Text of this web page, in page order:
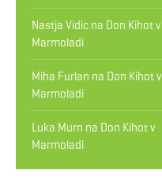
Nastja Vidicna Don Kihot v
Marmoladi
Miha Furlan na Don Kihot v
Marmoladi
Luka Murn na Don Kihot v
Marmoladi